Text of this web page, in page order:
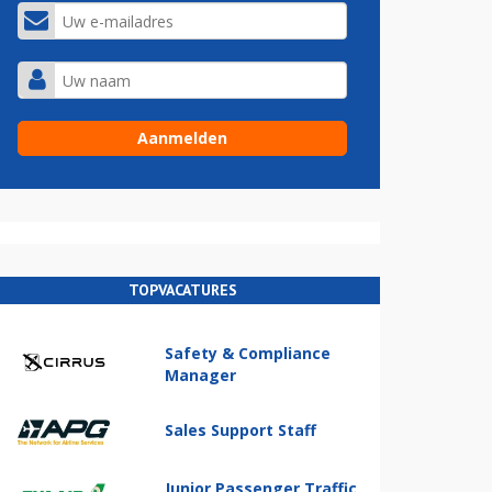
TOPVACATURES
Safety & Compliance
Manager
Sales Support Staff